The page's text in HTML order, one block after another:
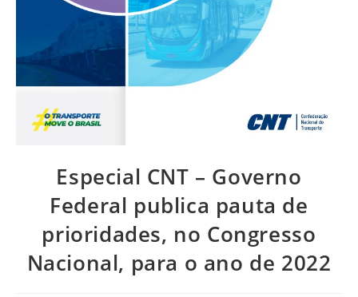
Especial CNT – Governo
Federal publica pauta de
prioridades, no Congresso
Nacional, para o ano de 2022